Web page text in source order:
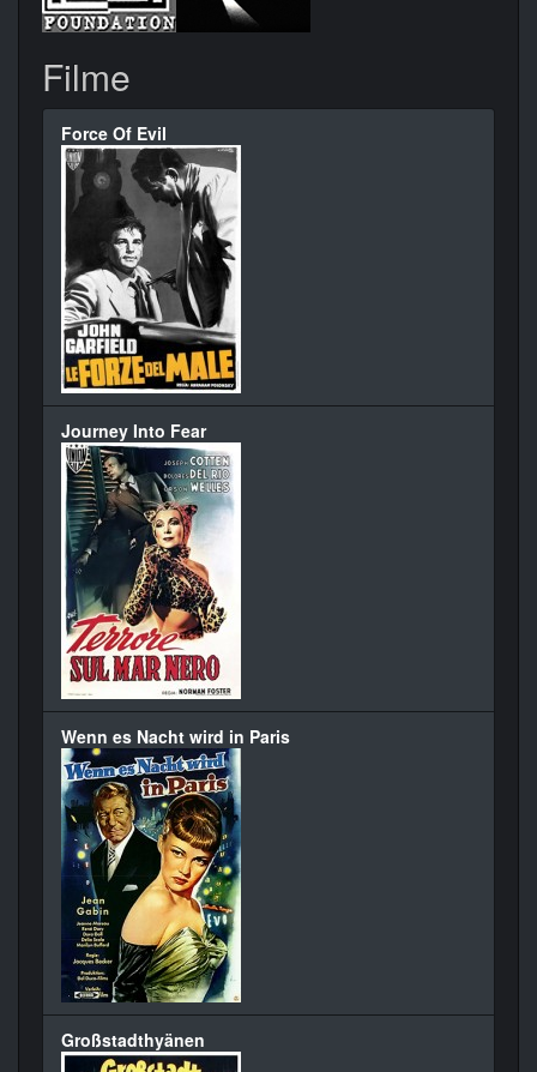
Filme
Force Of Evil
Journey Into Fear
Wenn es Nacht wird in Paris
Großstadthyänen